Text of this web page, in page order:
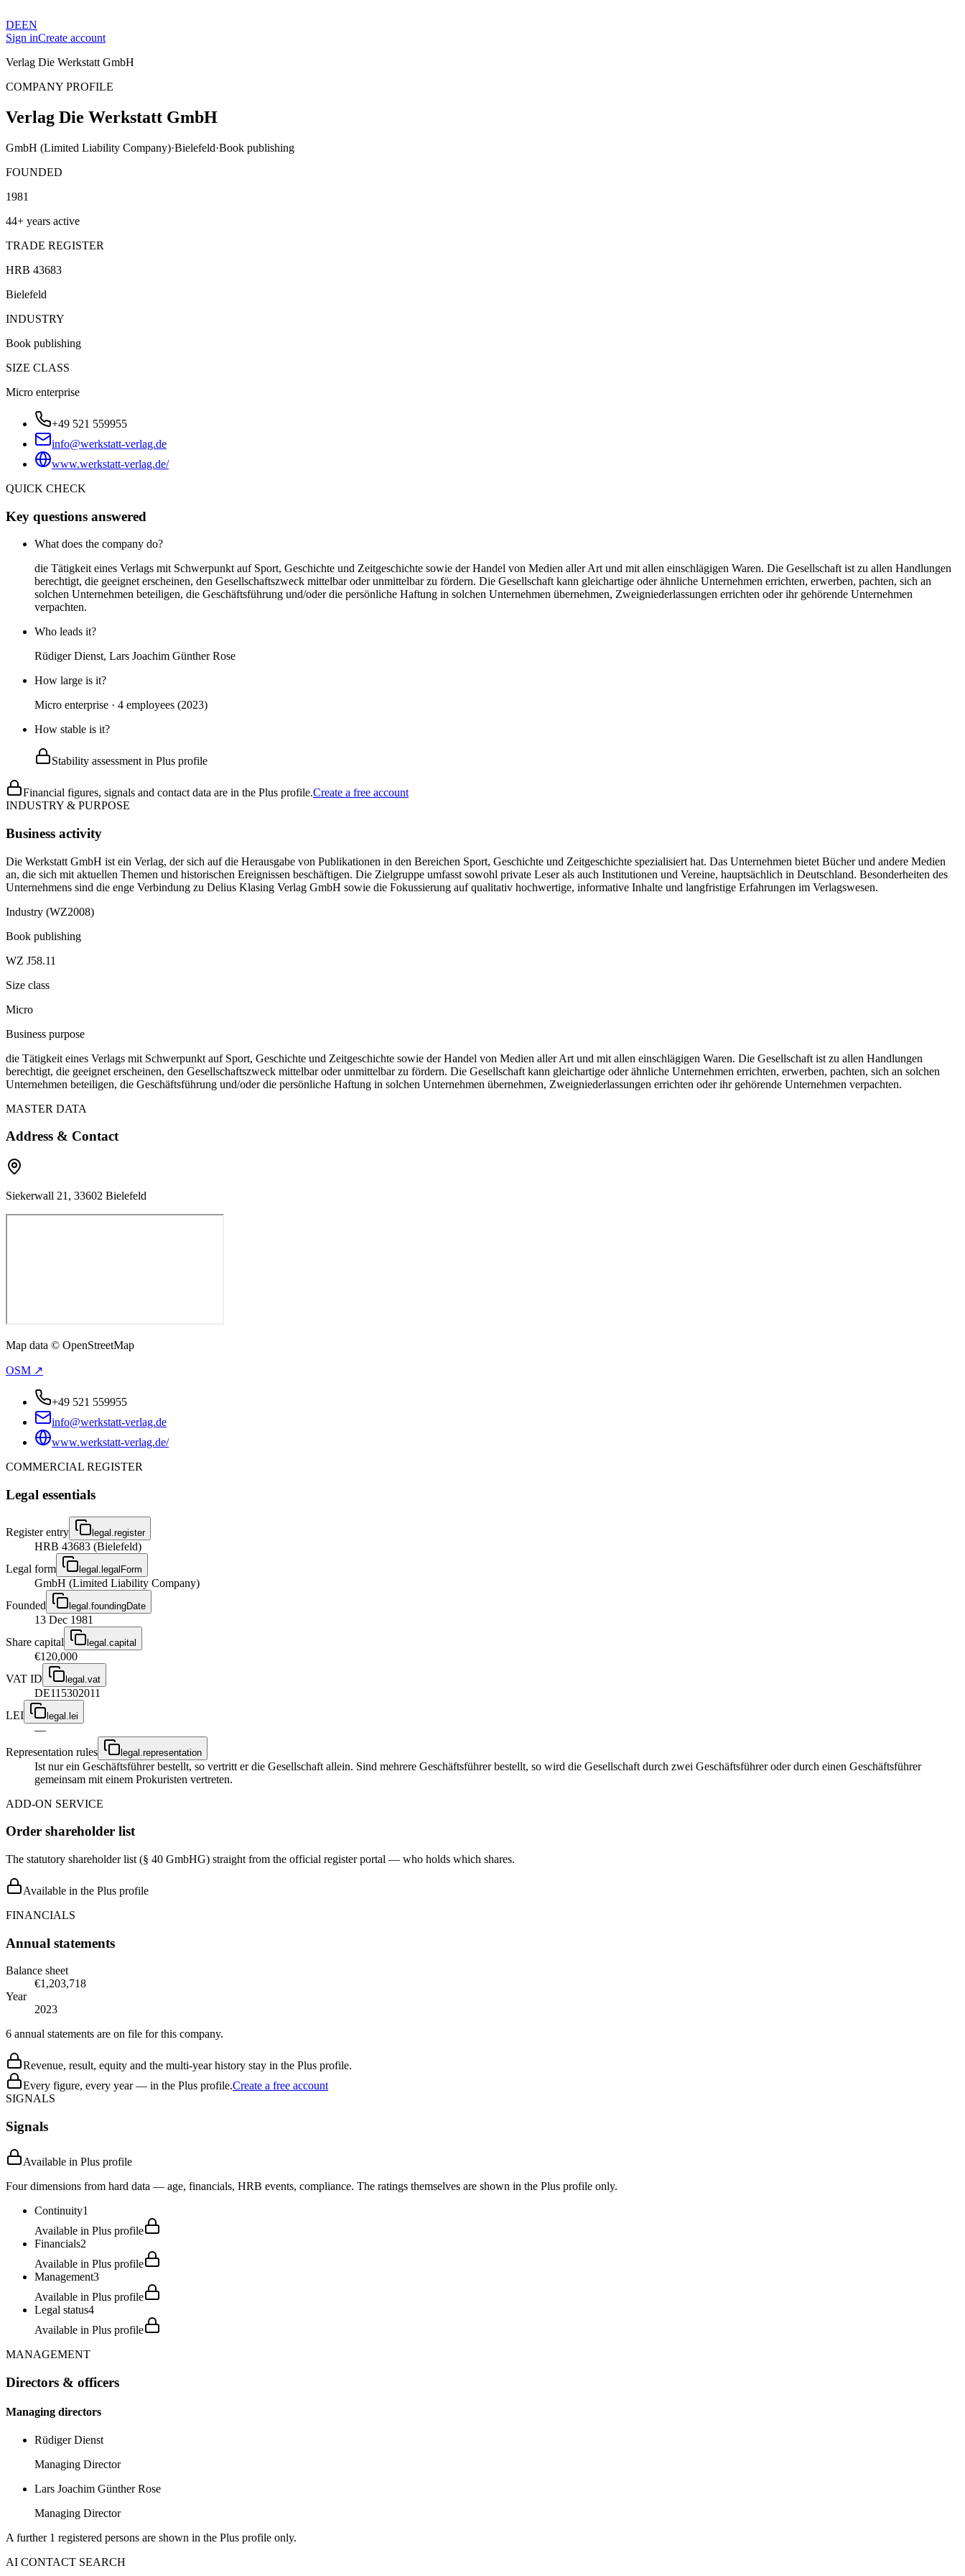
DEEN
Sign inCreate account
Verlag Die Werkstatt GmbH
COMPANY PROFILE
Verlag Die Werkstatt GmbH
GmbH (Limited Liability Company)·Bielefeld·Book publishing
FOUNDED
1981
44+ years active
TRADE REGISTER
HRB 43683
Bielefeld
INDUSTRY
Book publishing
SIZE CLASS
Micro enterprise
+49 521 559955
info@werkstatt-verlag.de
www.werkstatt-verlag.de/
QUICK CHECK
Key questions answered
What does the company do?
die Tätigkeit eines Verlags mit Schwerpunkt auf Sport, Geschichte und Zeitgeschichte sowie der Handel von Medien aller Art und mit allen einschlägigen Waren. Die Gesellschaft ist zu allen Handlungen
berechtigt, die geeignet erscheinen, den Gesellschaftszweck mittelbar oder unmittelbar zu fördern. Die Gesellschaft kann gleichartige oder ähnliche Unternehmen errichten, erwerben, pachten, sich an
solchen Unternehmen beteiligen, die Geschäftsführung und/oder die persönliche Haftung in solchen Unternehmen übernehmen, Zweigniederlassungen errichten oder ihr gehörende Unternehmen
verpachten.
Who leads it?
Rüdiger Dienst, Lars Joachim Günther Rose
How large is it?
Micro enterprise · 4 employees (2023)
How stable is it?
Stability assessment in Plus profile
Financial figures, signals and contact data are in the Plus profile.Create a free account
INDUSTRY & PURPOSE
Business activity
Die Werkstatt GmbH ist ein Verlag, der sich auf die Herausgabe von Publikationen in den Bereichen Sport, Geschichte und Zeitgeschichte spezialisiert hat. Das Unternehmen bietet Bücher und andere Medien
an, die sich mit aktuellen Themen und historischen Ereignissen beschäftigen. Die Zielgruppe umfasst sowohl private Leser als auch Institutionen und Vereine, hauptsächlich in Deutschland. Besonderheiten des
Unternehmens sind die enge Verbindung zu Delius Klasing Verlag GmbH sowie die Fokussierung auf qualitativ hochwertige, informative Inhalte und langfristige Erfahrungen im Verlagswesen.
Industry (WZ2008)
Book publishing
WZ J58.11
Size class
Micro
Business purpose
die Tätigkeit eines Verlags mit Schwerpunkt auf Sport, Geschichte und Zeitgeschichte sowie der Handel von Medien aller Art und mit allen einschlägigen Waren. Die Gesellschaft ist zu allen Handlungen
berechtigt, die geeignet erscheinen, den Gesellschaftszweck mittelbar oder unmittelbar zu fördern. Die Gesellschaft kann gleichartige oder ähnliche Unternehmen errichten, erwerben, pachten, sich an solchen
Unternehmen beteiligen, die Geschäftsführung und/oder die persönliche Haftung in solchen Unternehmen übernehmen, Zweigniederlassungen errichten oder ihr gehörende Unternehmen verpachten.
MASTER DATA
Address & Contact
Siekerwall 21, 33602 Bielefeld
Map data © OpenStreetMap
OSM ↗
+49 521 559955
info@werkstatt-verlag.de
www.werkstatt-verlag.de/
COMMERCIAL REGISTER
Legal essentials
Register entry legal.register
HRB 43683 (Bielefeld)
Legal form
legal.legalForm
GmbH (Limited Liability Company)
Founded
legal.foundingDate
13 Dec 1981
Share capital
legal.capital
€120,000
VAT ID
legal.vat
DE115302011
LEI
legal.lei
—
Representation rules
legal.representation
Ist nur ein Geschäftsführer bestellt, so vertritt er die Gesellschaft allein. Sind mehrere Geschäftsführer bestellt, so wird die Gesellschaft durch zwei Geschäftsführer oder durch einen Geschäftsführer
gemeinsam mit einem Prokuristen vertreten.
ADD-ON SERVICE
Order shareholder list
The statutory shareholder list (§ 40 GmbHG) straight from the official register portal — who holds which shares.
Available in the Plus profile
FINANCIALS
Annual statements
Balance sheet
€1,203,718
Year
2023
6 annual statements are on file for this company.
Revenue, result, equity and the multi-year history stay in the Plus profile.
Every figure, every year — in the Plus profile.Create a free account
SIGNALS
Signals
Available in Plus profile
Four dimensions from hard data — age, financials, HRB events, compliance. The ratings themselves are shown in the Plus profile only.
Continuity1
Available in Plus profile
Financials2
Available in Plus profile
Management3
Available in Plus profile
Legal status4
Available in Plus profile
MANAGEMENT
Directors & officers
Managing directors
Rüdiger Dienst
Managing Director
Lars Joachim Günther Rose
Managing Director
A further 1 registered persons are shown in the Plus profile only.
AI CONTACT SEARCH